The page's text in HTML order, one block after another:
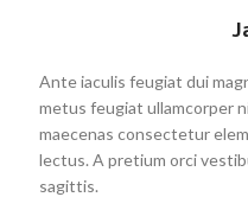
Ante iaculis feugiat dui
metus feugiat ullamcorper
maecenas consectetur
lectus. A pretium orci
sagittis.